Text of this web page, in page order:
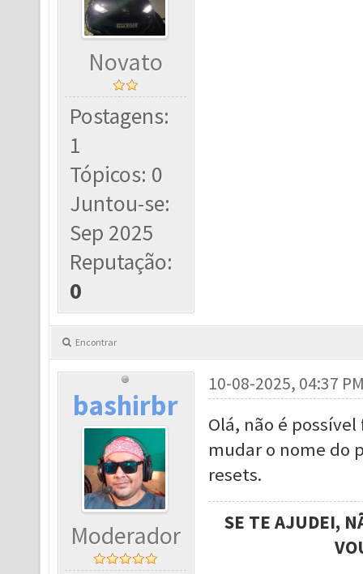
Novato
Postagens:
1
Tópicos: 0
Juntou-se:
Sep 2025
Reputação:
0
Encontrar
bashirbr
Moderador
10-08-2025, 04:37
Olá, não é
mudar o nome do
resets.
SE TE AJUDEI,